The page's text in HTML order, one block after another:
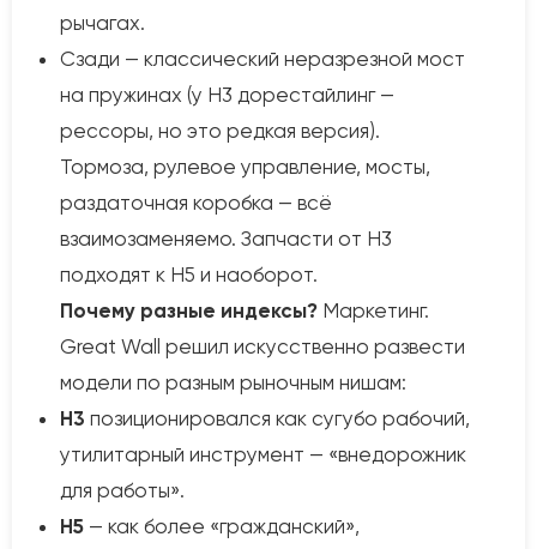
рычагах.
Сзади — классический неразрезной мост
на пружинах (у H3 дорестайлинг —
рессоры, но это редкая версия).
Тормоза, рулевое управление, мосты,
раздаточная коробка — всё
взаимозаменяемо. Запчасти от H3
подходят к H5 и наоборот.
Почему разные индексы? Маркетинг.
Great Wall решил искусственно развести
модели по разным рыночным нишам:
H3 позиционировался как сугубо рабочий,
утилитарный инструмент — «внедорожник
для работы».
H5 — как более «гражданский»,